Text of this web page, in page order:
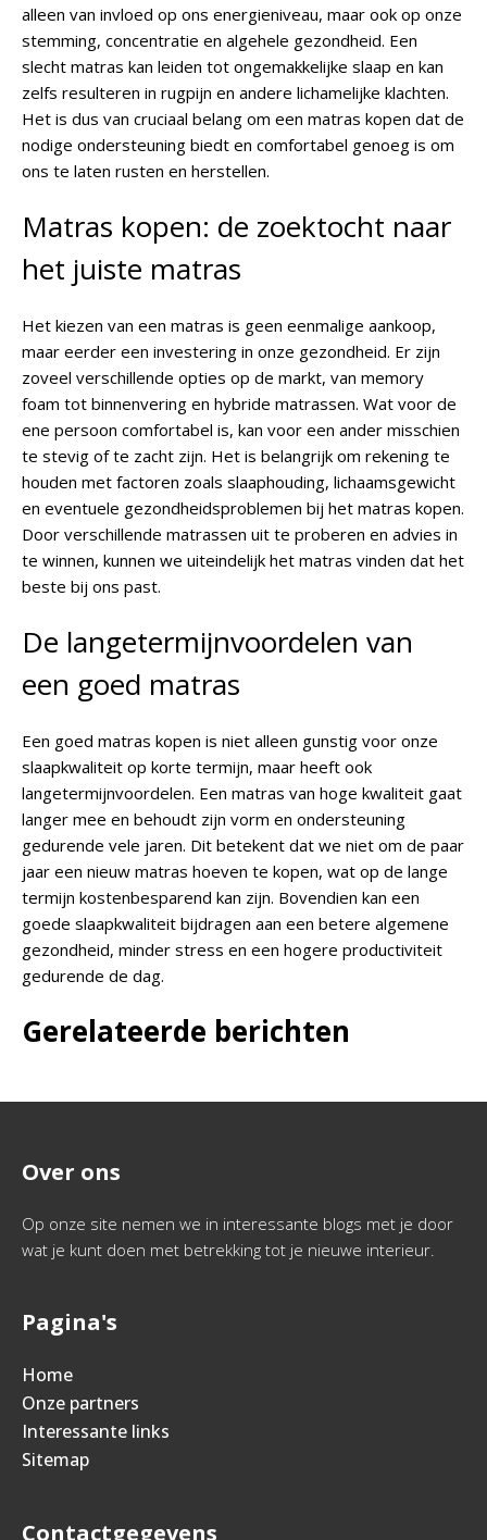
alleen van invloed op ons energieniveau, maar ook op onze
stemming, concentratie en algehele gezondheid. Een
slecht matras kan leiden tot ongemakkelijke slaap en kan
zelfs resulteren in rugpijn en andere lichamelijke klachten.
Het is dus van cruciaal belang om een matras kopen dat de
nodige ondersteuning biedt en comfortabel genoeg is om
ons te laten rusten en herstellen.
Matras kopen: de zoektocht naar
het juiste matras
Het kiezen van een matras is geen eenmalige aankoop,
maar eerder een investering in onze gezondheid. Er zijn
zoveel verschillende opties op de markt, van memory
foam tot binnenvering en hybride matrassen. Wat voor de
ene persoon comfortabel is, kan voor een ander misschien
te stevig of te zacht zijn. Het is belangrijk om rekening te
houden met factoren zoals slaaphouding, lichaamsgewicht
en eventuele gezondheidsproblemen bij het matras kopen.
Door verschillende matrassen uit te proberen en advies in
te winnen, kunnen we uiteindelijk het matras vinden dat het
beste bij ons past.
De langetermijnvoordelen van
een goed matras
Een goed matras kopen is niet alleen gunstig voor onze
slaapkwaliteit op korte termijn, maar heeft ook
langetermijnvoordelen. Een matras van hoge kwaliteit gaat
langer mee en behoudt zijn vorm en ondersteuning
gedurende vele jaren. Dit betekent dat we niet om de paar
jaar een nieuw matras hoeven te kopen, wat op de lange
termijn kostenbesparend kan zijn. Bovendien kan een
goede slaapkwaliteit bijdragen aan een betere algemene
gezondheid, minder stress en een hogere productiviteit
gedurende de dag.
Gerelateerde berichten
Over ons
Op onze site nemen we in interessante blogs met je door
wat je kunt doen met betrekking tot je nieuwe interieur.
Pagina's
Home
Onze partners
Interessante links
Sitemap
Contactgegevens